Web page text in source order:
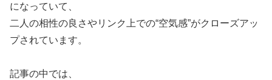
になっていて、
二人の相性の良さやリンク上での“空気感”がクローズアッ
プされています。
記事の中では、